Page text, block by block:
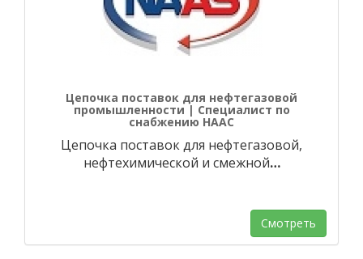
Цепочка поставок для нефтегазовой
промышленности | Специалист по
снабжению НААС
Цепочка поставок для нефтегазовой,
нефтехимической и смежной…
Смотреть